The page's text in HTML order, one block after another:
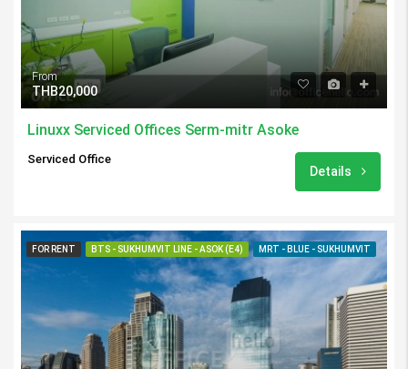
From
THB20,000
Linuxx Serviced Offices Serm-mitr Asoke
Serviced Office
Details
FOR RENT BTS - SUKHUMVIT LINE - ASOK (E4) MRT - BLUE - SUKHUMVIT